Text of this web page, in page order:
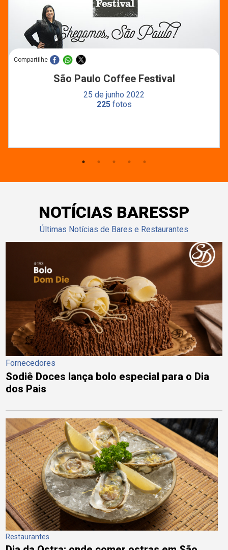
Compartilhe
São Paulo Coffee Festival
25 de junho 2022
225fotos
NOTÍCIAS BARESSP
Últimas Notícias de Bares e Restaurantes
Fornecedores
Sodiê Doces lança bolo especial para o Dia
dos Pais
Restaurantes